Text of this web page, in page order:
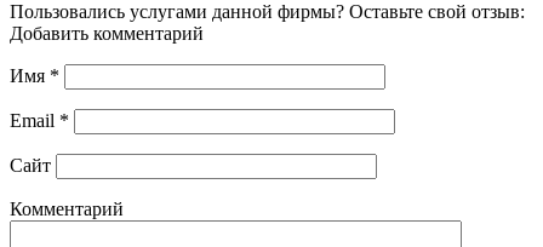
Пользовались услугами данной фирмы? Оставьте свой отзыв:
Добавить комментарий
Имя *
Email *
Сайт
Комментарий